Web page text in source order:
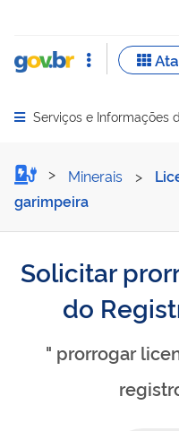
Abrir menu principal de
Serviços e Informações
Solicitar
Minerais >
garimpeira
Solicitar
do
" prorrogar